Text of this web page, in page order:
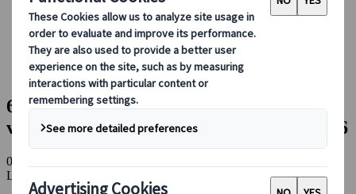
Japanspecialist
Blog
Le Japon au fil des saisons
6 erreurs à éviter pour un premier voyage au Japon |
Webinaire, 21 mai 2026
6 erreurs à éviter pour un premier
voyage au Japon | Webinaire, 21 mai 2026
04 mai 2026
Le Japon au fil des saisons